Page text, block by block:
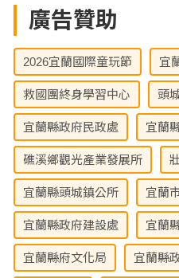
廣告贊助
2026宜蘭國際童玩節 宜
救國團終身學習中心 頭
宜蘭縣政府民政處 宜蘭
礁溪鄉觀光產業發展所
宜蘭縣頭城鎮公所 宜蘭
宜蘭縣政府建設處 宜蘭
宜蘭縣府文化局 宜蘭縣